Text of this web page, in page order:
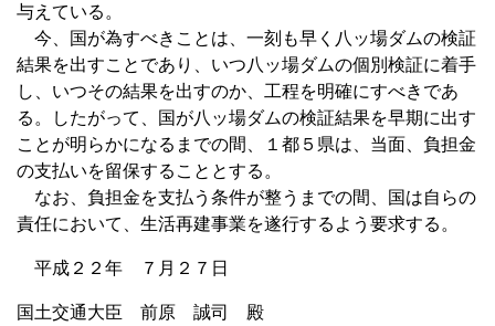
与えている。
今、国が為すべきことは、一刻も早く八ッ場ダムの検証
結果を出すことであり、いつ八ッ場ダムの個別検証に着手
し、いつその結果を出すのか、工程を明確にすべきであ
る。したがって、国が八ッ場ダムの検証結果を早期に出す
ことが明らかになるまでの間、１都５県は、当面、負担金
の支払いを留保することとする。
なお、負担金を支払う条件が整うまでの間、国は自らの
責任において、生活再建事業を遂行するよう要求する。
平成２２年 ７月２７日
国土交通大臣 前原 誠司 殿